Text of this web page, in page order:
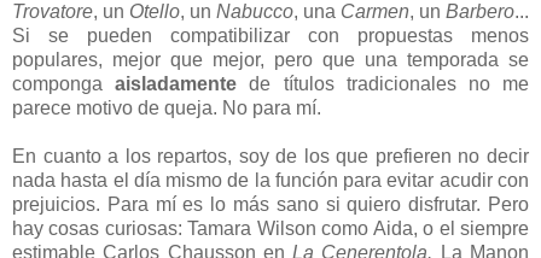
Trovatore, un Otello, un Nabucco, una Carmen, un Barbero...
Si se pueden compatibilizar con propuestas menos
populares, mejor que mejor, pero que una temporada se
compongaaisladamente de títulos tradicionales no me
parece motivo de queja. No para mí.
En cuanto a los repartos, soy de los que prefieren no decir
nada hasta el día mismo de la función para evitar acudir con
prejuicios. Para mí es lo más sano si quiero disfrutar. Pero
hay cosas curiosas: Tamara Wilson como Aida, o el siempre
estimable Carlos Chausson enLa Cenerentola. La Manon